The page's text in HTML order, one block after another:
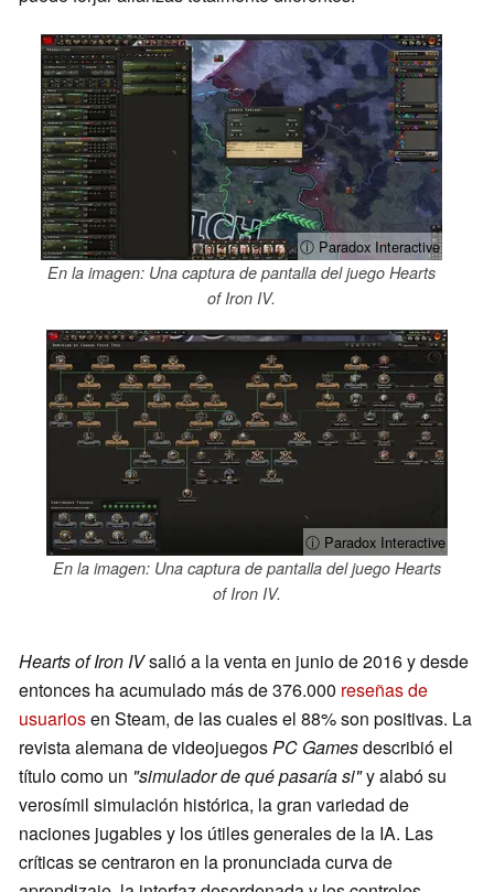
ⓘ Paradox Interactive
En la imagen: Una captura de pantalla del juego Hearts
of Iron IV.
ⓘ Paradox Interactive
En la imagen: Una captura de pantalla del juego Hearts
of Iron IV.
Hearts of Iron IVsalió a la venta en junio de 2016 y desde
entonces ha acumulado más de 376.000 reseñas de
usuariosen Steam, de las cuales el 88% son positivas. La
revista alemana de videojuegosPC Gamesdescribió el
título como un "simulador de qué pasaría si"y alabó su
verosímil simulación histórica, la gran variedad de
naciones jugables y los útiles generales de la IA. Las
críticas se centraron en la pronunciada curva de